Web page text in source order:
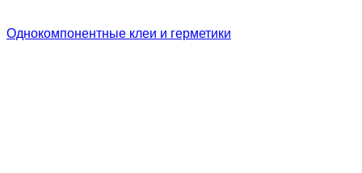
Однокомпонентные клеи и герметики